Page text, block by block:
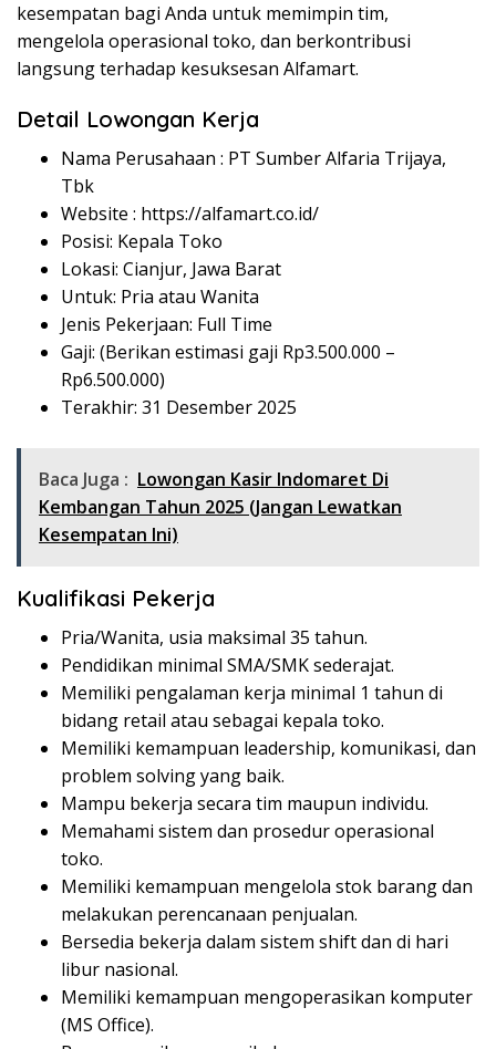
kesempatan bagi Anda untuk memimpin tim,
mengelola operasional toko, dan berkontribusi
langsung terhadap kesuksesan Alfamart.
Detail Lowongan Kerja
Nama Perusahaan : PT Sumber Alfaria Trijaya,
Tbk
Website : https://alfamart.co.id/
Posisi: Kepala Toko
Lokasi: Cianjur, Jawa Barat
Untuk: Pria atau Wanita
Jenis Pekerjaan: Full Time
Gaji: (Berikan estimasi gaji Rp3.500.000 –
Rp6.500.000)
Terakhir: 31 Desember 2025
Baca Juga : Lowongan Kasir Indomaret Di
Kembangan Tahun 2025 (Jangan Lewatkan
Kesempatan Ini)
Kualifikasi Pekerja
Pria/Wanita, usia maksimal 35 tahun.
Pendidikan minimal SMA/SMK sederajat.
Memiliki pengalaman kerja minimal 1 tahun di
bidang retail atau sebagai kepala toko.
Memiliki kemampuan leadership, komunikasi, dan
problem solving yang baik.
Mampu bekerja secara tim maupun individu.
Memahami sistem dan prosedur operasional
toko.
Memiliki kemampuan mengelola stok barang dan
melakukan perencanaan penjualan.
Bersedia bekerja dalam sistem shift dan di hari
libur nasional.
Memiliki kemampuan mengoperasikan komputer
(MS Office).